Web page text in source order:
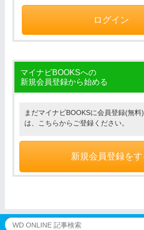
ログイン
マイナビBOOKSへの
新規会員登録から始める
まだマイナビBOOKSに会員登録(無
は、こちらからご登録ください。
新規会員登録をす